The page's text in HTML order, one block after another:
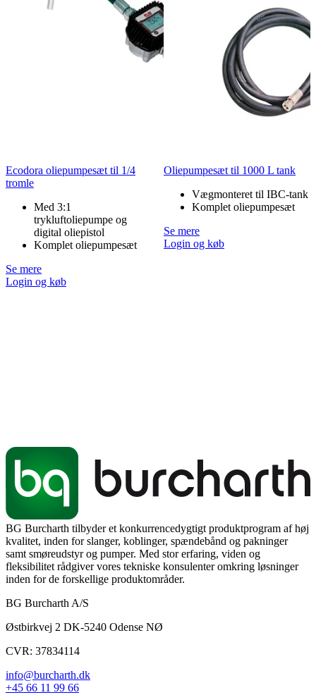
Ecodora oliepumpesæt til 1/4
tromle
Med 3:1
trykluftoliepumpe og
digital oliepistol
Komplet oliepumpesæt
Se mere
Login og køb
Oliepumpesæt til 1000 L tank
Vægmonteret til IBC-tank
Komplet oliepumpesæt
Se mere
Login og køb
BG Burcharth tilbyder et konkurrencedygtigt produktprogram af høj
kvalitet, inden for slanger, koblinger, spændebånd og pakninger
samt smøreudstyr og pumper. Med stor erfaring, viden og
fleksibilitet rådgiver vores tekniske konsulenter omkring løsninger
inden for de forskellige produktområder.
BG Burcharth A/S
Østbirkvej 2 DK-5240 Odense NØ
CVR: 37834114
info@burcharth.dk
+45 66 11 99 66